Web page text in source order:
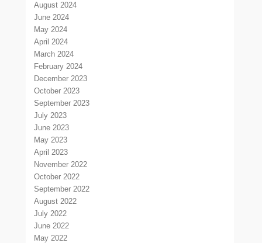
August 2024
June 2024
May 2024
April 2024
March 2024
February 2024
December 2023
October 2023
September 2023
July 2023
June 2023
May 2023
April 2023
November 2022
October 2022
September 2022
August 2022
July 2022
June 2022
May 2022